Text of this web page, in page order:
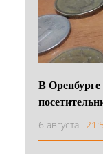
В
6 августа